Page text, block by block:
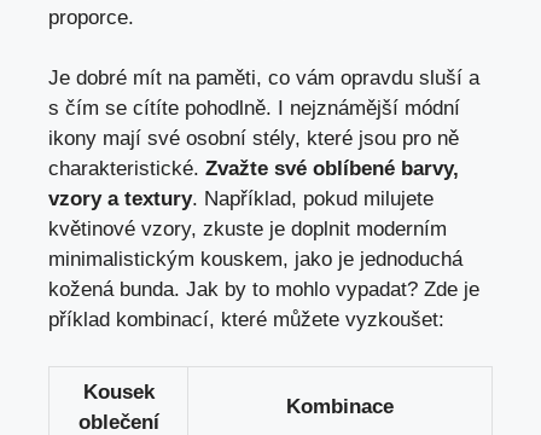
proporce.
Je dobré mít na paměti, co vám opravdu sluší a
s čím se cítíte pohodlně. I nejznámější módní
ikony mají své osobní stély, které jsou pro ně
charakteristické. Zvažte své oblíbené barvy,
vzory a textury. Například, pokud milujete
květinové vzory, zkuste je doplnit moderním
minimalistickým kouskem, jako je jednoduchá
kožená bunda. Jak by to mohlo vypadat? Zde je
příklad kombinací, které můžete vyzkoušet:
Kousek
oblečení
Kombinace